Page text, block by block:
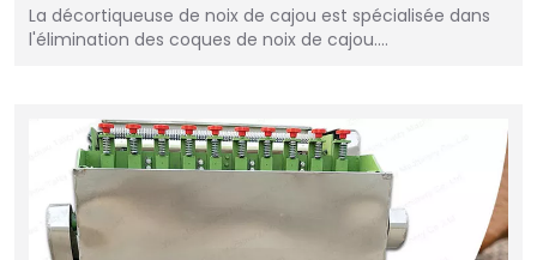
La décortiqueuse de noix de cajou est spécialisée dans
l'élimination des coques de noix de cajou.…